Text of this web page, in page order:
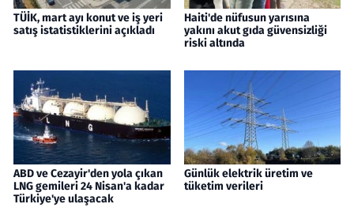
TÜİK, mart ayı konut ve iş yeri
satış istatistiklerini açıkladı
Haiti'de nüfusun yarısına
yakını akut gıda güvensizliği
riski altında
ABD ve Cezayir'den yola çıkan
LNG gemileri 24 Nisan'a kadar
Türkiye'ye ulaşacak
Günlük elektrik üretim ve
tüketim verileri